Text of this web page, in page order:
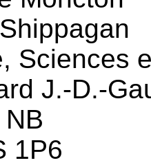
Sciences
J.-D.-
1P6